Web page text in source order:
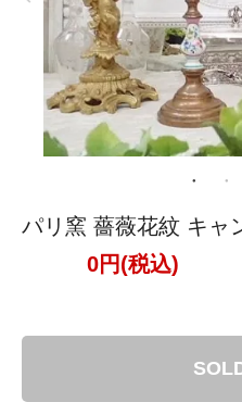
パリ窯 薔薇花紋 キャ
0円(税込)